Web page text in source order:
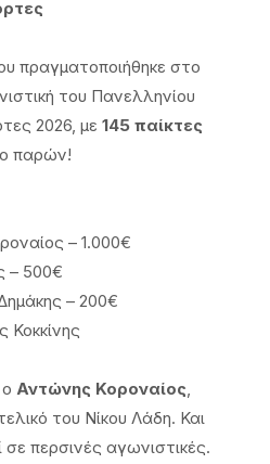
πραγματοποιήθηκε στο
του Πανελληνίου
2026, με 145 παίκτες
παρών!
– 1.000€
– 500€
– 200€
Κοκκίνης
Αντώνης Κοροναίος
του Νίκου Λάδη. Και
σε περσινές αγωνιστικές.